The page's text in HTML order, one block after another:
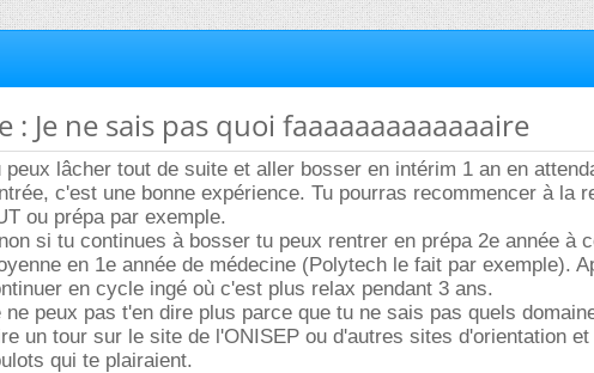
: Je ne sais pas quoi faaaaaaaaaaaaaire
peux lâcher tout de suite et aller bosser en intérim 1 an en
c'est une bonne expérience. Tu pourras recommencer à la
ou prépa par exemple.
si tu continues à bosser tu peux rentrer en prépa 2e année à
en 1e année de médecine (Polytech le fait par exemple).
en cycle ingé où c'est plus relax pendant 3 ans.
ne peux pas t'en dire plus parce que tu ne sais pas quels
un tour sur le site de l'ONISEP ou d'autres sites d'orientation
qui te plairaient.